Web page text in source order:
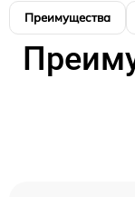
Преимущества